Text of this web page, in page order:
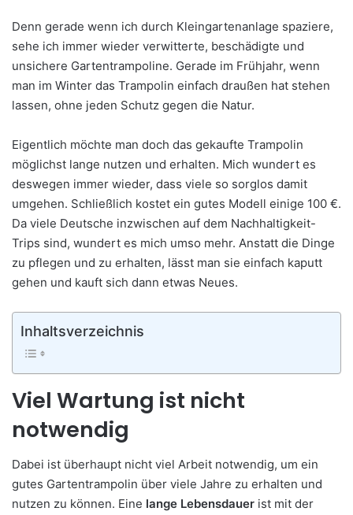
Denn gerade wenn ich durch Kleingartenanlage spaziere,
sehe ich immer wieder verwitterte, beschädigte und
unsichere Gartentrampoline. Gerade im Frühjahr, wenn
man im Winter das Trampolin einfach draußen hat stehen
lassen, ohne jeden Schutz gegen die Natur.
Eigentlich möchte man doch das gekaufte Trampolin
möglichst lange nutzen und erhalten. Mich wundert es
deswegen immer wieder, dass viele so sorglos damit
umgehen. Schließlich kostet ein gutes Modell einige 100 €.
Da viele Deutsche inzwischen auf dem Nachhaltigkeit-
Trips sind, wundert es mich umso mehr. Anstatt die Dinge
zu pflegen und zu erhalten, lässt man sie einfach kaputt
gehen und kauft sich dann etwas Neues.
Inhaltsverzeichnis
Viel Wartung ist nicht
notwendig
Dabei ist überhaupt nicht viel Arbeit notwendig, um ein
gutes Gartentrampolin über viele Jahre zu erhalten und
nutzen zu können. Eine lange Lebensdauer ist mit der